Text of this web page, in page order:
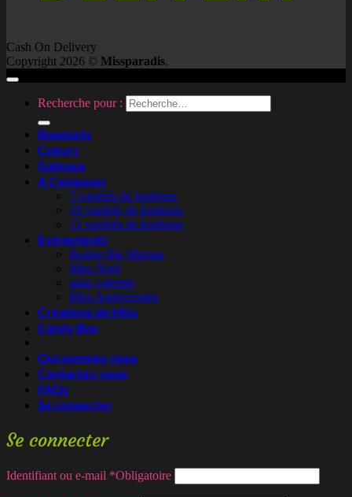
Cash On Delivery
Copyright 2026 © Missparadis.
Recherche pour :
Bouquets
Coeurs
Gateaux
A Composer
7 variétés de bonbons
10 variétés de bonbons
13 variétés de bonbons
Evènements
Bonne fête Maman
Miss Noël
saint valentin
Miss Anniversaire
Créations de Miss
Candy Box
Qui sommes-nous
Contactez-nous
FAQs
Se connecter
Se connecter
Identifiant ou e-mail *Obligatoire